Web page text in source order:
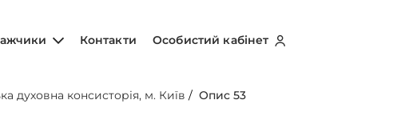
Контакти Особистий кабінет
духовна консисторія, м. Київ /Опис 53